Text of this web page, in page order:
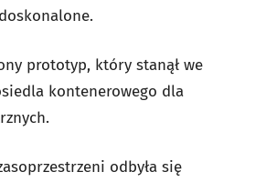
prototyp, który stanął we
kontenerowego dla
odbyła się